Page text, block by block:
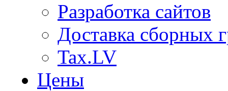
Разработка сайтов
Доставка сборных
Tax.LV
Цены